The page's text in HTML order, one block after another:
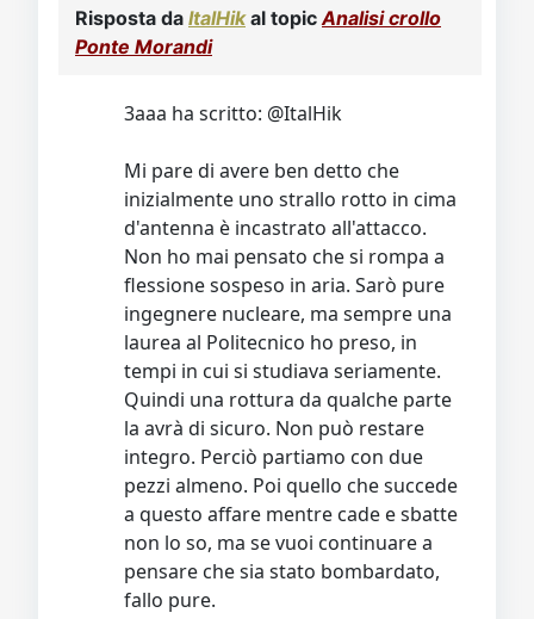
Risposta da ItalHikal topicAnalisi crollo
Ponte Morandi
3aaa ha scritto: @ItalHik
Mi pare di avere ben detto che
inizialmente uno strallo rotto in cima
d'antenna è incastrato all'attacco.
Non ho mai pensato che si rompa a
flessione sospeso in aria. Sarò pure
ingegnere nucleare, ma sempre una
laurea al Politecnico ho preso, in
tempi in cui si studiava seriamente.
Quindi una rottura da qualche parte
la avrà di sicuro. Non può restare
integro. Perciò partiamo con due
pezzi almeno. Poi quello che succede
a questo affare mentre cade e sbatte
non lo so, ma se vuoi continuare a
pensare che sia stato bombardato,
fallo pure.